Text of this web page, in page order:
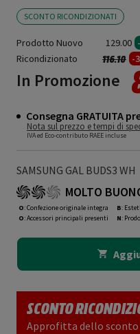
SCONTO RICONDIZIONATI
Prodotto Nuovo 129.00
Ricondizionato
Prezzo
116.10a -
In Promozione
Consegna GRATUITA
Nota sul prezzo e tempi di
IVA ed Eco-contributo RAEE incluse
SAMSUNG GAL BUDS3 WH
MOLTO
O: Confezione originale integra
O: Accessori principali presenti
B:
N:
SCONTO
Approfitta dello